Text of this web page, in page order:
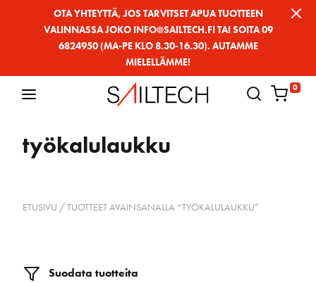
OTA YHTEYTTÄ, JOS TARVITSET APUA TUOTTEEN
VALINNASSA JOKO INFO@SAILTECH.FI TAI SOITA 09
6824950 (MA-PE KLO 8.30-16.30). AUTAMME
MIELELLÄMME!
0
työkalulaukku
ETUSIVU / TUOTTEET AVAINSANALLA “TYÖKALULAUKKU”
Suodata tuotteita